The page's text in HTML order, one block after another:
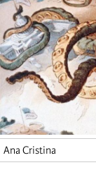
Ana Cristina